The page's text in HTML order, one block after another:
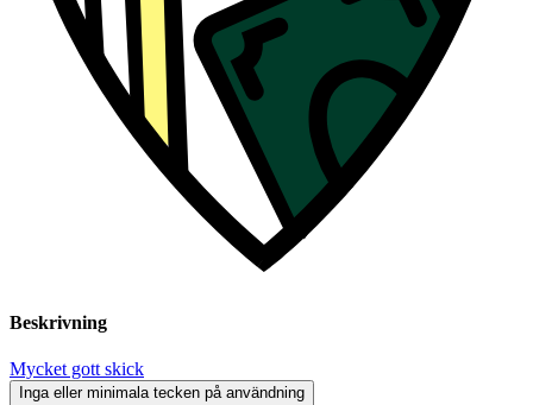
Beskrivning
Mycket gott skick
Inga eller minimala tecken på användning